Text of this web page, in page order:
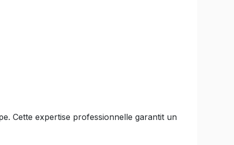
Cette expertise professionnelle garantit un